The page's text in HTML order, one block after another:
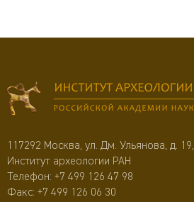
117292 Москва, ул. Дм. Ульянова, д. 19,
Институт археологии РАН
Телефон: +7 499 126 47 98
Факс: +7 499 126 06 30